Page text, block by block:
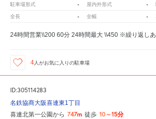
駐車場形式 - 屋内外形式 -
全長 - 全幅 -
24時間営業\\200 60分 24時間最大 \\450 ※繰り返しあ
4人がお気に入りの駐車場
ID:305114283
名鉄協商大阪喜連東1丁目
喜連北第一公園から 747m 徒歩 10～15分